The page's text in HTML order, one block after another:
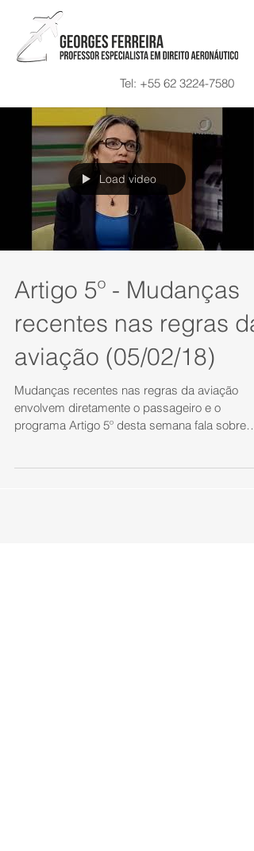
Tel: +55 62 3224-7580
Load video
Artigo 5º - Mudanças
recentes nas regras da
aviação (05/02/18)
Mudanças recentes nas regras da aviação
envolvem diretamente o passageiro e o
programa Artigo 5º desta semana fala sobre